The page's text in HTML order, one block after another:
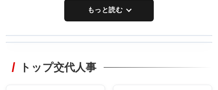
もっと読む
非鉄業界で
タックトレー
トップ交代人事